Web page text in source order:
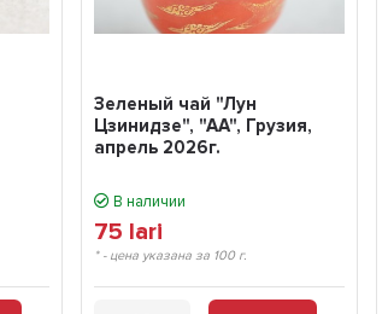
Зеленый чай "Лун
Цзинидзе", "АА", Грузия,
апрель 2026г.
В наличии
75 lari
* - цена указана за 100 г.